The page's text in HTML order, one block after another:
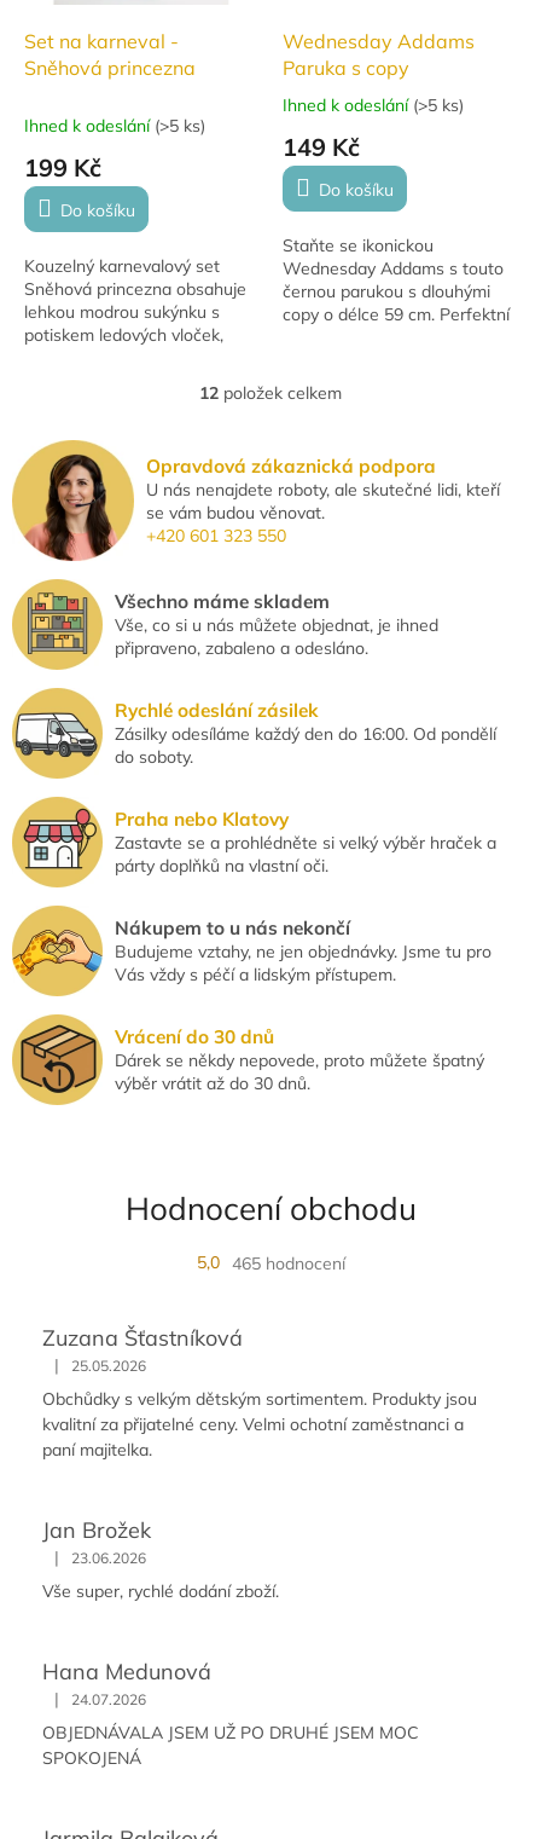
Set na karneval -
Sněhová princezna
Ihned k odeslání (>5 ks)
199 Kč
Do košíku
Kouzelný karnevalový set
Sněhová princezna obsahuje
lehkou modrou sukýnku s
potiskem ledových vloček,
Wednesday Addams
Paruka s copy
Průměrné
produktu
je
5,0
5
hvězdiček.
Ihned k odeslání (>5 ks)
149 Kč
Do košíku
Staňte se ikonickou
Wednesday Addams s touto
černou parukou s dlouhými
copy o délce 59 cm. Perfektní
cosplay.
O
á
d
a
c
p
r
v
k
v
ý
p
u
12 položek celkem
Opravdová zákaznická podpora
U nás nenajdete roboty, ale skutečné lidi, kteří
se vám budou věnovat.
+420 601 323 550
Všechno máme skladem
Vše, co si u nás můžete objednat, je ihned
připraveno, zabaleno a odesláno.
Rychlé odeslání zásilek
Zásilky odesíláme každý den do 16:00. Od pondělí
do soboty.
Praha nebo Klatovy
Zastavte se a prohlédněte si velký výběr hraček a
párty doplňků na vlastní oči.
Nákupem to u nás nekončí
Budujeme vztahy, ne jen objednávky. Jsme tu pro
Vás vždy s péčí a lidským přístupem.
Vrácení do 30 dnů
Dárek se někdy nepovede, proto můžete špatný
výběr vrátit až do 30 dnů.
Hodnocení obchodu
5,0 465 hodnocení
Zuzana Šťastníková
| 25.05.2026
Obchůdky s velkým dětským sortimentem. Produkty jsou
kvalitní za přijatelné ceny. Velmi ochotní zaměstnanci a
paní majitelka.
Jan Brožek
| 23.06.2026
Vše super, rychlé dodání zboží.
Hana Medunová
| 24.07.2026
OBJEDNÁVALA JSEM UŽ PO DRUHÉ JSEM MOC
SPOKOJENÁ